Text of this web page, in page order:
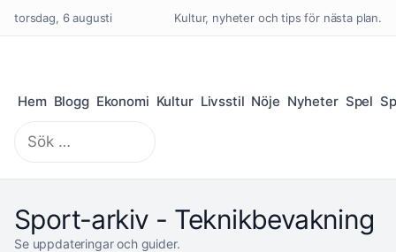
torsdag, 6 augusti Kultur, nyheter och tips för nästa plan.
Hem Blogg Ekonomi Kultur Livsstil Nöje Nyheter Spel
Sök
efter:
Sport-arkiv - Teknikbevakning
Se uppdateringar och guider.